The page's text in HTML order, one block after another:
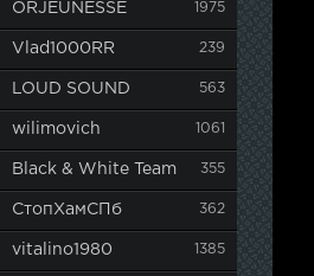
ORJEUNESSE 1975
Vlad1000RR 239
LOUD SOUND 563
wilimovich 1061
Black & White Team 355
СтопХамСПб 362
vitalino1980 1385